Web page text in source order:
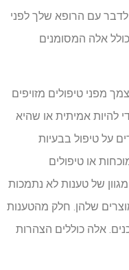
עם הרופא שלך לפני
אלה המסומנים
מפני טיפולים מזויפים
להיות אמיתית או שהיא
על טיפול בבעיות
או טיפולים
של טענות לא נתמכות
שלהן. חלק מהטענות
אלה כוללים הצהרות